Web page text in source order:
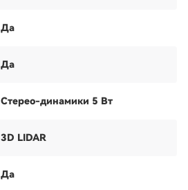
Да
Да
Стерео-динамики 5 Вт
3D LIDAR
Да